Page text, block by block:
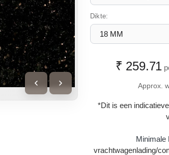
Dikte:
₹ 259.71
Approx.
*Dit is een
Minimale
vrachtwagenlading/